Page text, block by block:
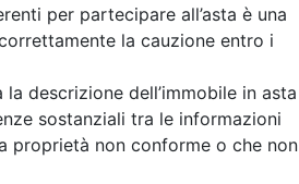
per partecipare all’asta è una
la cauzione entro i
descrizione dell’immobile in asta
sostanziali tra le informazioni
proprietà non conforme o che non